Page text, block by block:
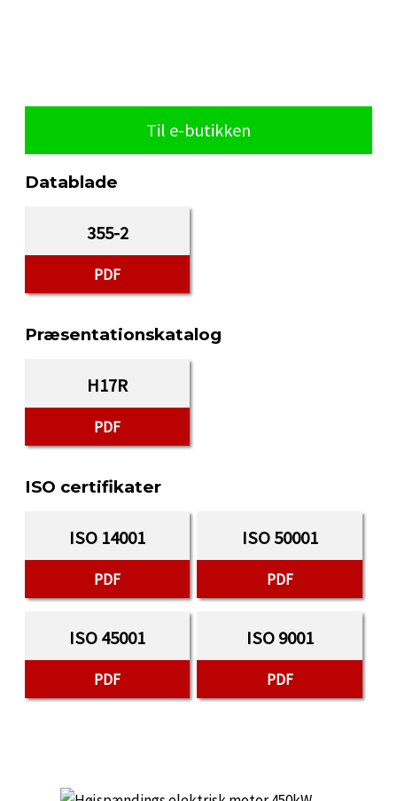
Til e-butikken
Datablade
355-2
PDF
Præsentationskatalog
H17R
PDF
ISO certifikater
ISO 14001
PDF
ISO 50001
PDF
ISO 45001
PDF
ISO 9001
PDF